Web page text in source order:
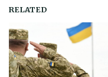
RELATED